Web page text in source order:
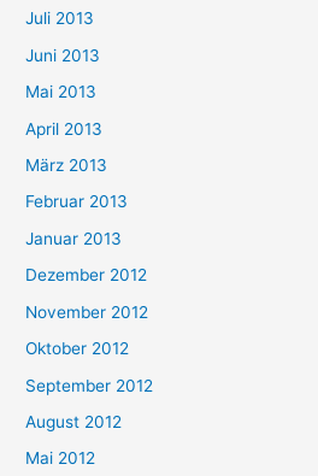
Juli 2013
Juni 2013
Mai 2013
April 2013
März 2013
Februar 2013
Januar 2013
Dezember 2012
November 2012
Oktober 2012
September 2012
August 2012
Mai 2012